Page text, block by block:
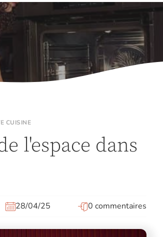
CUISINE
l'espace dans
28/04/25 0 commentaires